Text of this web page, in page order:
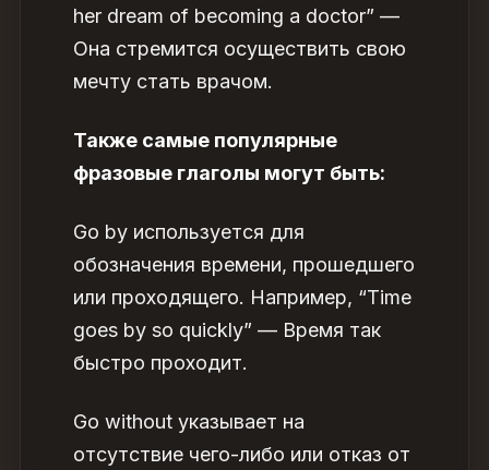
her dream of becoming a doctor” —
Она стремится осуществить свою
мечту стать врачом.
Также самые популярные
фразовые глаголы могут быть:
Go by используется для
обозначения времени, прошедшего
или проходящего. Например, “Time
goes by so quickly” — Время так
быстро проходит.
Go without указывает на
отсутствие чего-либо или отказ от